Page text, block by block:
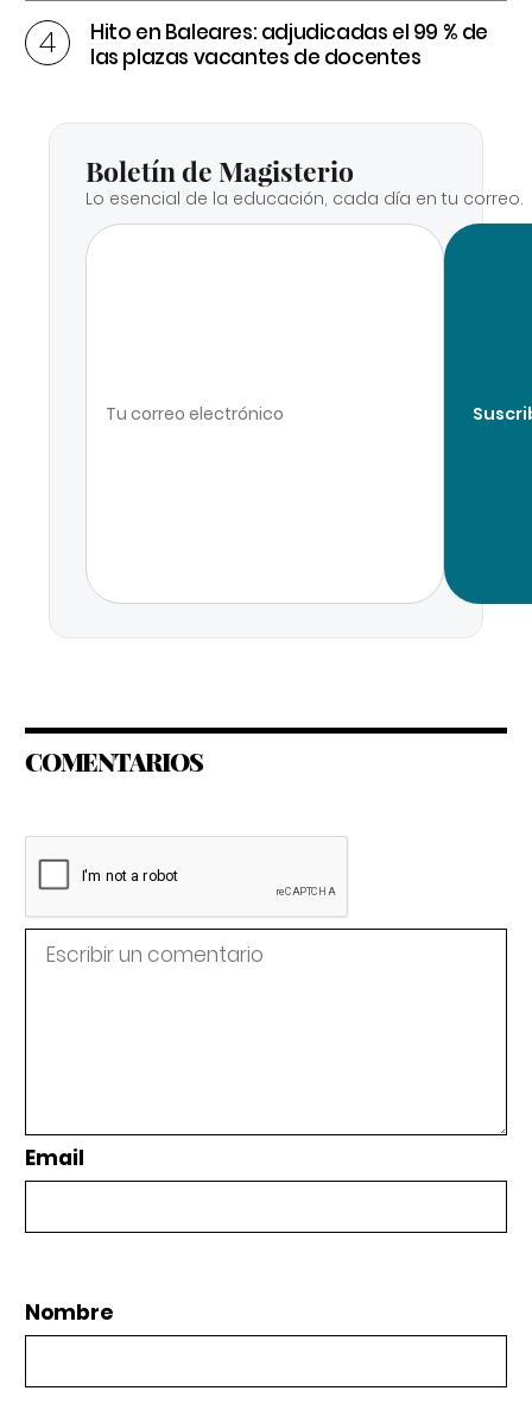
Hito en Baleares: adjudicadas el 99 % de
las plazas vacantes de docentes
Boletín de Magisterio
Lo esencial de la educación, cada día en tu correo.
COMENTARIOS
Email
Nombre